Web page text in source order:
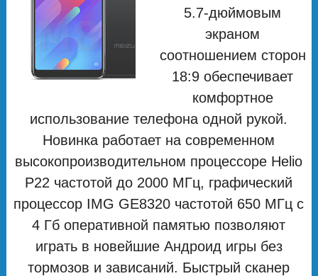
5.7-дюймовым
экраном
соотношением сторон
18:9 обеспечивает
комфортное
использование телефона одной рукой.
Новинка работает на современном
высокопроизводительном процессоре Helio
P22 частотой до 2000 МГц, графический
процессор IMG GE8320 частотой 650 МГц с
4 Гб оперативной памятью позволяют
играть в новейшие Андроид игры без
тормозов и зависаний. Быстрый сканер